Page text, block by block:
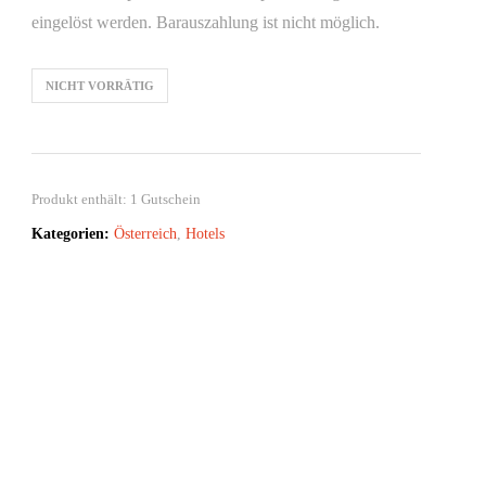
eingelöst werden. Barauszahlung ist nicht möglich.
NICHT VORRÄTIG
Produkt enthält: 1Gutschein
Kategorien: Österreich,Hotels